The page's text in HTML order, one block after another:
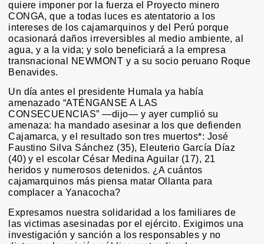
quiere imponer por la fuerza el Proyecto minero
CONGA, que a todas luces es atentatorio a los
intereses de los cajamarquinos y del Perú porque
ocasionará daños irreversibles al medio ambiente, al
agua, y a la vida; y solo beneficiará a la empresa
transnacional NEWMONT y a su socio peruano Roque
Benavides.
Un día antes el presidente Humala ya había
amenazado “ATÉNGANSE A LAS
CONSECUENCIAS” —dijo— y ayer cumplió su
amenaza: ha mandado asesinar a los que defienden
Cajamarca, y el resultado son tres muertos*: José
Faustino Silva Sánchez (35), Eleuterio García Díaz
(40) y el escolar César Medina Aguilar (17), 21
heridos y numerosos detenidos. ¿A cuántos
cajamarquinos más piensa matar Ollanta para
complacer a Yanacocha?
Expresamos nuestra solidaridad a los familiares de
las victimas asesinadas por el ejército. Exigimos una
investigación y sanción a los responsables y no